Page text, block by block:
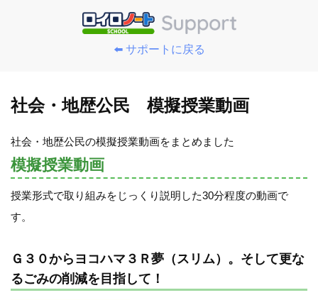
⬅️ サポートに戻る
社会・地歴公民 模擬授業動画
社会・地歴公民の模擬授業動画をまとめました
模擬授業動画
授業形式で取り組みをじっくり説明した30分程度の動画で
す。
Ｇ３０からヨコハマ３Ｒ夢（スリム）。そして更な
るごみの削減を目指して！